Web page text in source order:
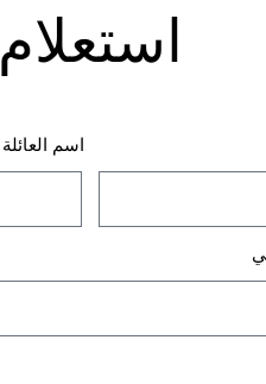
استعلام
اسم العائلة